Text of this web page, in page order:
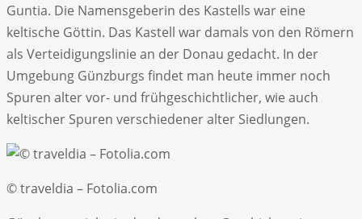
Guntia. Die Namensgeberin des Kastells war eine
keltische Göttin. Das Kastell war damals von den Römern
als Verteidigungslinie an der Donau gedacht. In der
Umgebung Günzburgs findet man heute immer noch
Spuren alter vor- und frühgeschichtlicher, wie auch
keltischer Spuren verschiedener alter Siedlungen.
© traveldia – Fotolia.com